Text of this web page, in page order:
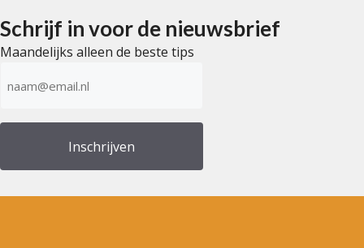
Schrijf in voor de nieuwsbrief
Maandelijks alleen de beste tips
mailadres